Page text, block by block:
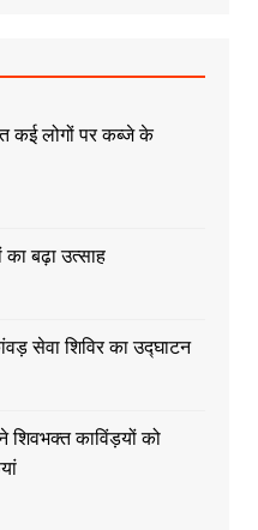
कई लोगों पर कब्जे के
बढ़ा उत्साह
सेवा शिविर का उद्घाटन
शिवभक्त काविंड़यों को